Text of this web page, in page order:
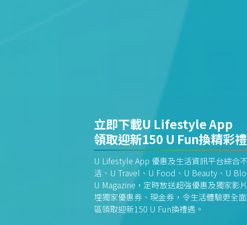
立即下載U Lifestyle App
領取迎新150 U Fun換精彩禮
U Lifestyle App 優惠及生活資訊平台綜合
活、U Travel、U Food、U Beauty、U
U Magazine，定時放送超強優惠及獨家影
埋獨家優惠券、現金券，令生活體驗更全
區領取迎新150 U Fun換禮遇。